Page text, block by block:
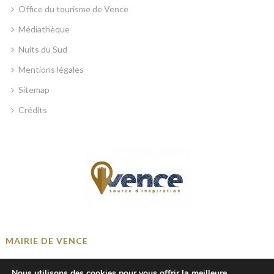
Office du tourisme de Vence
Médiathèque
Nuits du Sud
Mentions légales
Sitemap
Crédits
MAIRIE DE VENCE